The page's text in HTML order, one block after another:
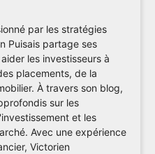
par les stratégies
Puisais partage ses
les investisseurs à
placements, de la
À travers son blog,
sur les
et les
Avec une expérience
Victorien